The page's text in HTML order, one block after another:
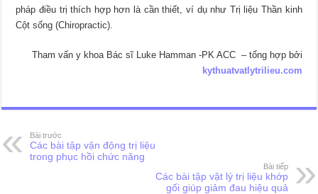
pháp điều trị thích hợp hơn là cần thiết, ví dụ như Trị liệu Thần kinh
Cột sống (Chiropractic).
Tham vấn y khoa Bác sĩ Luke Hamman -PK ACC – tổng hợp bởi
kythuatvatlytrilieu.com
Bài trước
Các bài tập vận động trị liệu
trong phục hồi chức năng
Bài tiếp
Các bài tập vật lý trị liệu khớp
gối giúp giảm đau hiệu quả